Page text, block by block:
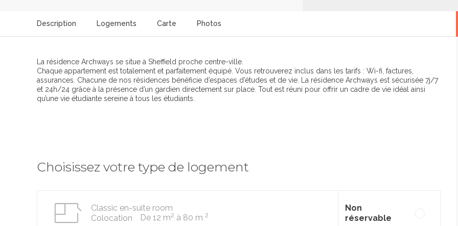
Description Logements Carte Photos
La résidence Archways se situe à Sheffield proche centre-ville.
Chaque appartement est totalement et parfaitement équipé. Vous retrouverez inclus dans les tarifs : Wi-fi, factures,
assurances. Chacune de nos résidences bénéficie d’espaces d’études et de vie. La résidence Archways est sécurisée 7j/7
et 24h/24 grâce à la présence d’un gardien directement sur place. Tout est réuni pour offrir un cadre de vie idéal ainsi
qu’une vie étudiante sereine à tous les étudiants.
Choisissez votre type de logement
Classic en-suite room
Colocation
De 12 m2 à 80 m 2
Non
réservable